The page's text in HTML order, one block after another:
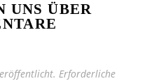
UNS ÜBER
Erforderliche